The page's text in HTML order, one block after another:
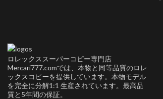
ロレックススーパーコピー専門店
Mercari777.comでは、本物と同等品質のロレ
ックスコピーを提供しています。本物モデル
を完全に分解1:1 生産されています。最高品
質と5年間の保証。